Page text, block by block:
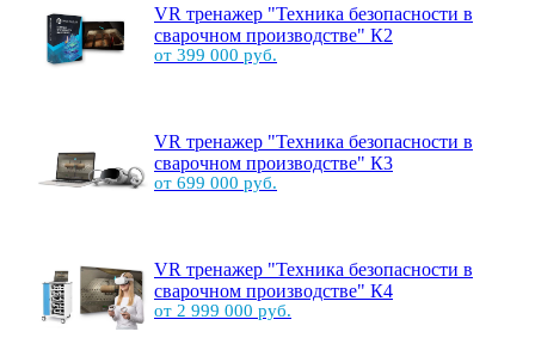
VR тренажер "Техника безопасности в
сварочном производстве" К2
от 399 000 руб.
VR тренажер "Техника безопасности в
сварочном производстве" К3
от 699 000 руб.
VR тренажер "Техника безопасности в
сварочном производстве" К4
от 2 999 000 руб.